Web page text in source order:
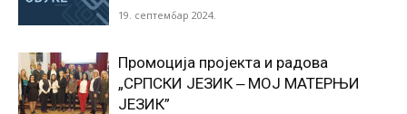
19. септембар 2024.
Промоција пројекта и радова
„СРПСКИ ЈЕЗИК ‒ МОЈ МАТЕРЊИ
ЈЕЗИК”